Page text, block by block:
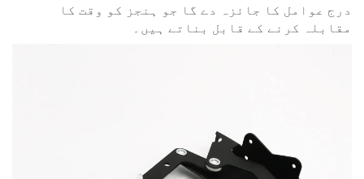
درج عوامل کا جائزہ دے گا جو ہنجز کو وقت کا
مقابلہ کرنے کے قابل بناتے ہیں۔